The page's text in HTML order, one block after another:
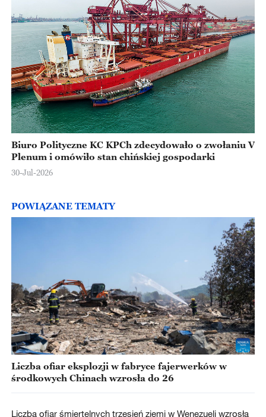
Biuro Polityczne KC KPCh zdecydowało o zwołaniu V
Plenum i omówiło stan chińskiej gospodarki
30-Jul-2026
POWIĄZANE TEMATY
Liczba ofiar eksplozji w fabryce fajerwerków w
środkowych Chinach wzrosła do 26
Liczba ofiar śmiertelnych trzęsień ziemi w Wenezueli wzrosła